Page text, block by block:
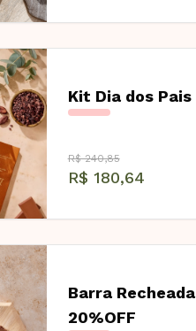
Kit Dia dos
R$ 240,85
R$ 180,64
Barra
20%OFF